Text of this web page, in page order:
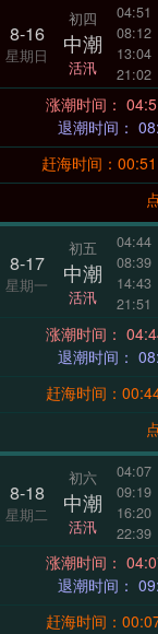
8-16
星期日
初四
中潮
活汛
04:51
08:12
13:04
21:02
涨潮
退
赶海时间：
8-17
星期一
初五
中潮
活汛
04:44
08:39
14:43
21:51
涨潮
退
赶海时间：
8-18
星期二
初六
中潮
活汛
04:07
09:19
16:20
22:39
涨潮
退
赶海时间：